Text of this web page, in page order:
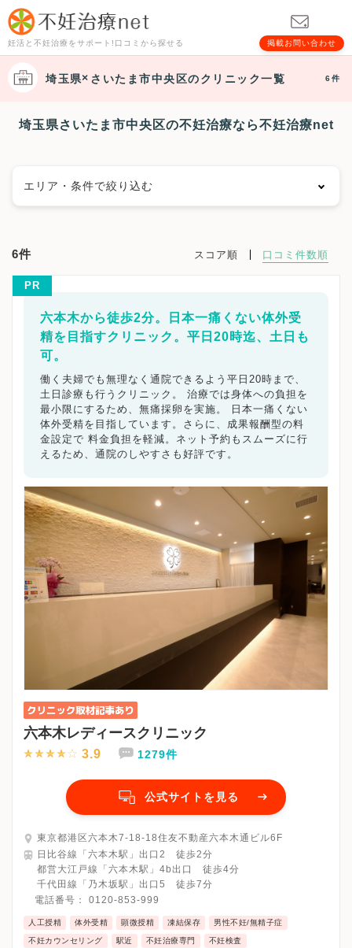
妊活と不妊治療をサポート!口コミから探せる 掲載お問い合わせ
埼玉県 さいたま市中央区のクリニック一覧 6件
埼玉県さいたま市中央区の不妊治療なら不妊治療net
エリア・条件で絞り込む
さいたま市大宮区
さいたま市南区
さいたま市緑区
さいたま市岩槻区
川越市
熊谷市 川口市 行田市 秩父市
所沢市
飯能市
羽生市
鴻巣市 深谷市 上尾市
越谷市
蕨市
戸田市 入間市 朝霞市 志木市
和光市
新座市
桶川市 久喜市 北本市 八潮市
富士見市
三郷市
蓮田市 坂戸市 幸手市 鶴ヶ島市
日高市
吉川市
ふじみ野市 白岡市 埼玉県その他地域
キーワードで絞る
不妊カウンセリング ブライダルチェック
不妊検査
タイミング療法
人工授精 体外受精
顕微授精
先進医療
男性不妊/無精子症 ED治療
漢方処方
プラセンタ
不育症 子宮鏡検査 腹腔鏡手術
女医在籍
不妊治療専門 凍結保存
電子決済可
マイナ受付
クレジットカード利用可
6件 スコア順 口コミ件数順
PR
六本木から徒歩2分。日本一痛くない体外受
精を目指すクリニック。平日20時迄、土日も
可。
働く夫婦でも無理なく通院できるよう平日20時まで、
土日診療も行うクリニック。 治療では身体への負担を
最小限にするため、無痛採卵を実施。 日本一痛くない
体外受精を目指しています。さらに、成果報酬型の料
金設定で 料金負担を軽減。ネット予約もスムーズに行
えるため、通院のしやすさも好評です。
六本木レディースクリニック
3.9 1279件
公式サイトを見る
東京都港区六本木7-18-18住友不動産六本木通ビル6F
日比谷線「六本木駅」出口2 徒歩2分
都営大江戸線「六本木駅」4b出口 徒歩4分
千代田線「乃木坂駅」出口5 徒歩7分
電話番号： 0120-853-999
人工授精 体外受精 顕微授精 凍結保存 男性不妊/無精子症
不妊カウンセリング 駅近 不妊治療専門 不妊検査